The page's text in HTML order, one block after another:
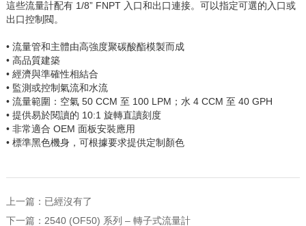
這些流量計配有 1/8” FNPT 入口和出口連接。可以指定可選的入口或
出口控制閥。
• 流量管和主體由高強度聚碳酸酯模製而成
• 高品質建築
• 經濟與準確性相結合
• 監測或控制氣流和水流
• 流量範圍：空氣 50 CCM 至 100 LPM；水 4 CCM 至 40 GPH
• 提供易於閱讀的 10:1 旋轉直讀刻度
• 非常適合 OEM 面板安裝應用
• 標準黑色機身，可根據要求提供定制顏色
上一篇：已經沒有了
下一篇： 2540 (OF50) 系列 – 轉子式流量計